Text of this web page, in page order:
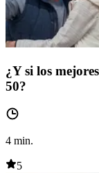
¿Y si los
50?
4 min.
5